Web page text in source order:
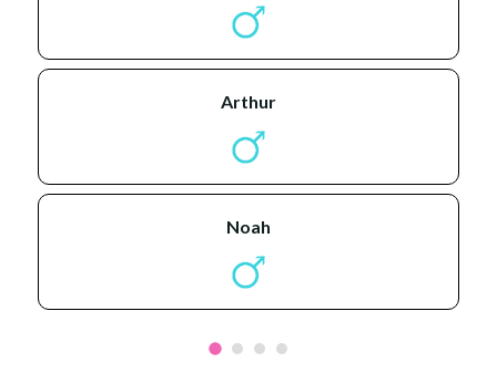
arthur
noah